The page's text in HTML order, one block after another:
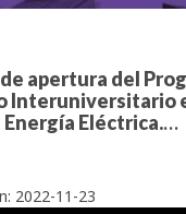
apertura del
Interuniversitario
Eléctrica.
2022-11-23